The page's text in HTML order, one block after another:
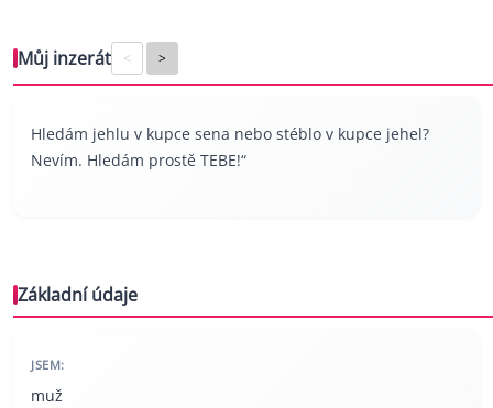
Můj inzerát < >
Hledám jehlu v kupce sena nebo stéblo v kupce jehel?
Nevím. Hledám prostě TEBE!“
Základní údaje
JSEM:
muž